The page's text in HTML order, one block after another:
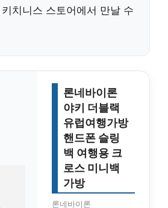
키치니스 스토어에서 만날 수
론네바이론
야키 더블랙
유럽여행가방
핸드폰 슬링
백 여행용 크
로스 미니백
가방
론네바이론